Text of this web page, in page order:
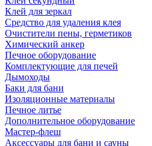
Клей для зеркал
Средство для удаления клея
Очистители пены, герметиков
Химический анкер
Печное оборудование
Комплектующие для печей
Дымоходы
Баки для бани
Изоляционные материалы
Печное литье
Дополнительное оборудование
Мастер-флеш
Аксессуары для бани и сауны